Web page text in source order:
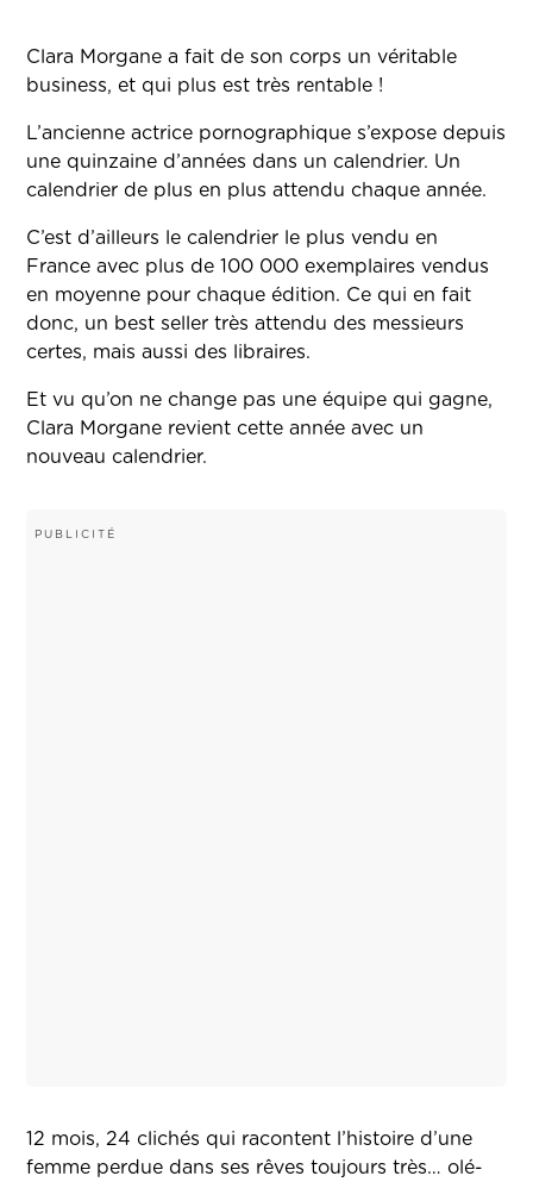
Clara Morgane a fait de son corps un véritable
business, et qui plus est très rentable !
L’ancienne actrice pornographique s’expose depuis
une quinzaine d’années dans un calendrier. Un
calendrier de plus en plus attendu chaque année.
C’est d’ailleurs le calendrier le plus vendu en
France avec plus de 100 000 exemplaires vendus
en moyenne pour chaque édition. Ce qui en fait
donc, un best seller très attendu des messieurs
certes, mais aussi des libraires.
Et vu qu’on ne change pas une équipe qui gagne,
Clara Morgane revient cette année avec un
nouveau calendrier.
12 mois, 24 clichés qui racontent l’histoire d’une
femme perdue dans ses rêves toujours très… olé-